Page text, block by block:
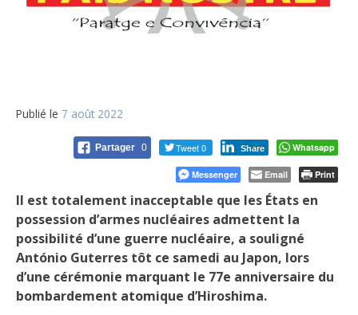
Publié le 7 août 2022
Partager 0 Tweet 0 Share Whatsapp
Messenger Email Print
Il est totalement inacceptable que les États en
possession d’armes nucléaires admettent la
possibilité d’une guerre nucléaire, a souligné
António Guterres tôt ce samedi au Japon, lors
d’une cérémonie marquant le 77e anniversaire du
bombardement atomique d’Hiroshima.